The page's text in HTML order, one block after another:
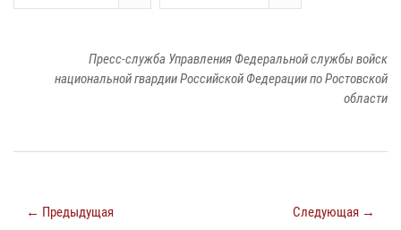
Пресс-служба Управления Федеральной службы войск
национальной гвардии Российской Федерации по Ростовской
области
← Предыдущая Следующая →